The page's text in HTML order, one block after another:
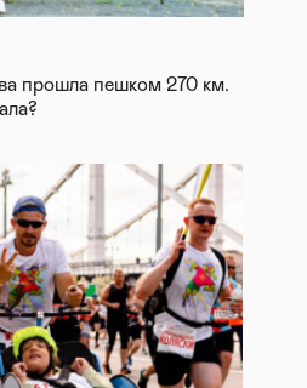
прошла пешком 270 км.